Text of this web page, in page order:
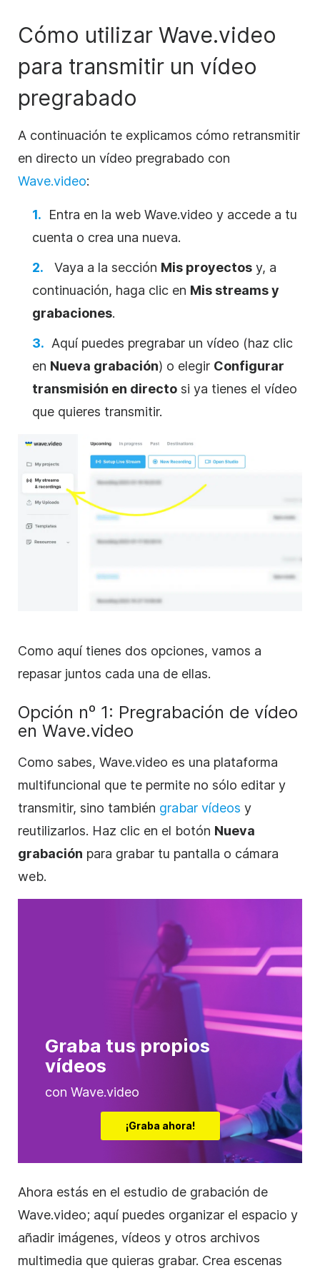
Cómo utilizar Wave.video
para transmitir un vídeo
pregrabado
A continuación te explicamos cómo retransmitir
en directo un vídeo pregrabado con
Wave.video:
Entra en la web Wave.video y accede a tu
cuenta o crea una nueva.
Vaya a la sección Mis proyectos y, a
continuación, haga clic en Mis streams y
grabaciones.
Aquí puedes pregrabar un vídeo (haz clic
en Nueva grabación) o elegir Configurar
transmisión en directo si ya tienes el vídeo
que quieres transmitir.
Como aquí tienes dos opciones, vamos a
repasar juntos cada una de ellas.
Opción nº 1: Pregrabación de vídeo
en Wave.video
Como sabes, Wave.video es una plataforma
multifuncional que te permite no sólo editar y
transmitir, sino también grabar vídeos y
reutilizarlos. Haz clic en el botón Nueva
grabación para grabar tu pantalla o cámara
web.
Graba tus propios
vídeos
con Wave.video
¡Graba ahora!
Ahora estás en el estudio de grabación de
Wave.video; aquí puedes organizar el espacio y
añadir imágenes, vídeos y otros archivos
multimedia que quieras grabar. Crea escenas